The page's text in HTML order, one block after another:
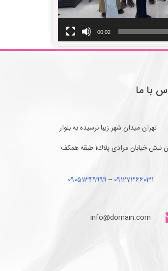
00:02
با ما
تهران میدان شهر زیبا نرسیده به بلوار
خیابان مرادی پلاك١ طبقه همكف
09127366031
–
09051349999
info@domain.com